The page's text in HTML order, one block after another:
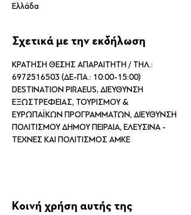
Ελλάδα
Σχετικά με την εκδήλωση
ΚΡΑΤΗΣΗ ΘΕΣΗΣ ΑΠΑΡΑΙΤΗΤΗ / ΤΗΛ.:
6972516503 (ΔΕ-ΠΑ.: 10:00-15:00)
DESTINATION PIRAEUS, ΔΙΕΥΘΥΝΣΗ
ΕΞΩΣΤΡΕΦΕΙΑΣ, ΤΟΥΡΙΣΜΟΥ &
ΕΥΡΩΠΑΪΚΩΝ ΠΡΟΓΡΑΜΜΑΤΩΝ, ΔΙΕΥΘΥΝΣΗ
ΠΟΛΙΤΙΣΜΟΥ ΔΗΜΟΥ ΠΕΙΡΑΙΑ, ΕΛΕΥΣΙΝΑ -
ΤΕΧΝΕΣ ΚΑΙ ΠΟΛΙΤΙΣΜΟΣ ΑΜΚΕ
Κοινή χρήση αυτής της